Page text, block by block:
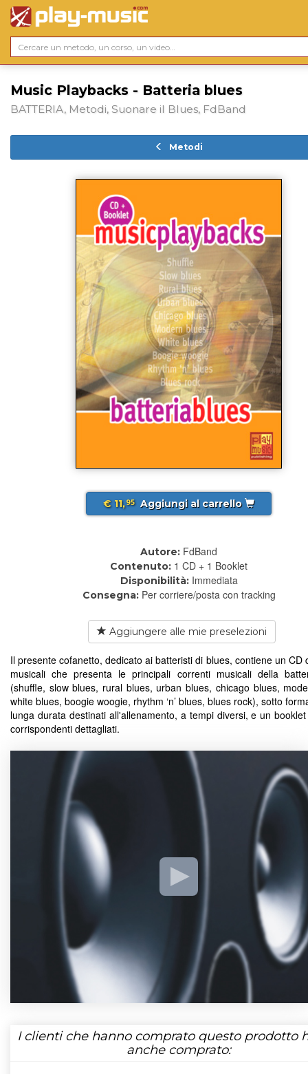
Music Playbacks - Batteria blues
BATTERIA, Metodi, Suonare il Blues, FdBand
Metodi
€ 11,95 Aggiungi al carrello
Autore: FdBand
Contenuto: 1 CD + 1 Booklet
Disponibilità: Immediata
Consegna: Per corriere/posta con tracking
Aggiungere alle mie preselezioni
Il presente cofanetto, dedicato ai batteristi di blues, contiene un CD
musicali che presenta le principali correnti musicali della
(shuffle, slow blues, rural blues, urban blues, chicago blues,
white blues, boogie woogie, rhythm ‘n’ blues, blues rock), sotto
lunga durata destinati all'allenamento, a tempi diversi, e un
corrispondenti dettagliati.
I clienti che hanno comprato questo prodotto
anche comprato: